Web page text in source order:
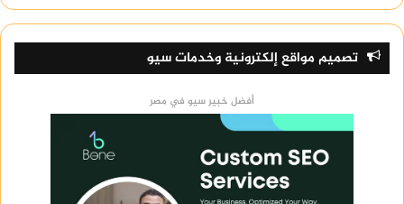
تصميم مواقع إلكترونية وخدمات سيو
أفضل خبير سيو في مصر